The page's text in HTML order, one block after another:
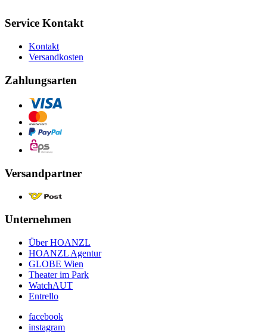
Service Kontakt
Kontakt
Versandkosten
Zahlungsarten
Versandpartner
Unternehmen
Über HOANZL
HOANZL Agentur
GLOBE Wien
Theater im Park
WatchAUT
Entrello
facebook
instagram